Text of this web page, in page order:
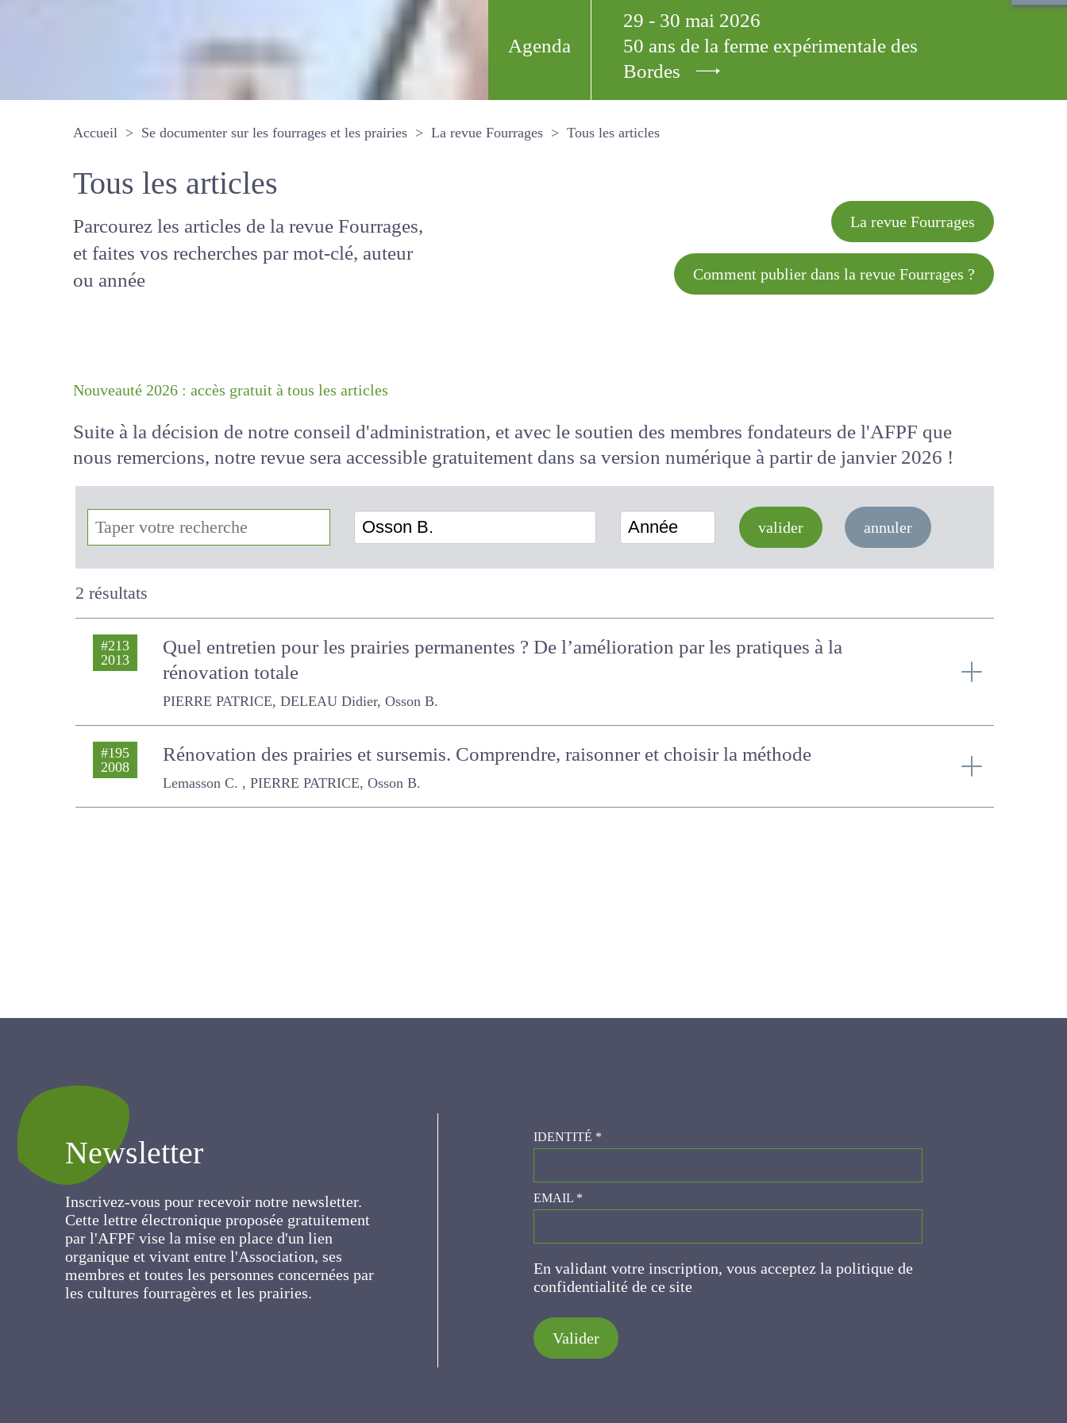
Agenda
29 - 30 mai 2026
50 ans de la ferme expérimentale des
Bordes
Accueil Se documenter sur les fourrages et les prairies La revue Fourrages Tous les articles
Tous les articles
Parcourez les articles de la revue
Fourrages, et faites vos recherches par
mot-clé, auteur ou année
La revue Fourrages
Comment publier dans la revue Fourrages ?
Suite à la décision de notre conseil d'administration, et avec le soutien des membres fondateurs de l'AFPF que
nous remercions, notre revue sera accessiblegratuitementdans sa version numériqueà partir de janvier 2026
!
Osson B. Année valider annuler
2 résultats
#213
2013
Quel entretien pour les prairies permanentes ? De l’amélioration par les pratiques à la
rénovation totale
PIERRE PATRICE, DELEAU Didier, Osson B.
#195
2008 Rénovation des prairies et sursemis. Comprendre, raisonner et choisir la méthode
Lemasson C. , PIERRE PATRICE, Osson B.
Newsletter
Inscrivez-vous pour recevoir notre newsletter.
Cette lettre électronique proposée
gratuitement par l'AFPF vise la mise en place
d'un lien organique et vivant entre
l'Association, ses membres et toutes les
personnes concernées par les cultures
fourragères et les prairies.
IDENTITÉ*
EMAIL*
En validant votre inscription, vous acceptez la politique
de confidentialité de ce site
Valider